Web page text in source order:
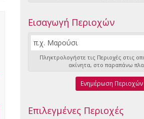
Εισαγωγή Περιοχών
Πληκτρολογήστε τις Περιοχές στις
ακίνητα, στο παραπάνω
Ενημέρωση Περιοχών
Επιλεγμένες Περιοχές